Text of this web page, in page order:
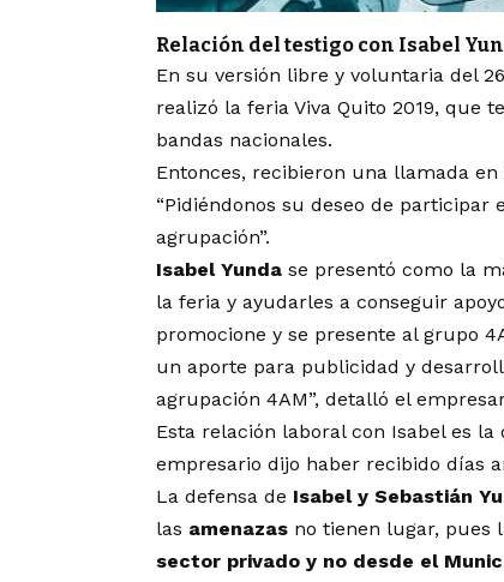
Relación del testigo con Isabel
En su versión libre y voluntaria del
realizó la feria Viva Quito 2019, que
bandas nacionales.
Entonces, recibieron una llamada
“Pidiéndonos su deseo de
agrupación”.
Isabel Yunda se presentó como la
la feria y ayudarles a conseguir
promocione y se presente al grupo
un aporte para publicidad y
agrupación 4AM”, detalló el
Esta relación laboral con Isabel es
empresario dijo haber recibido días
La defensa de Isabel y Sebastián
las amenazas no tienen lugar, pues
sector privado y no desde el